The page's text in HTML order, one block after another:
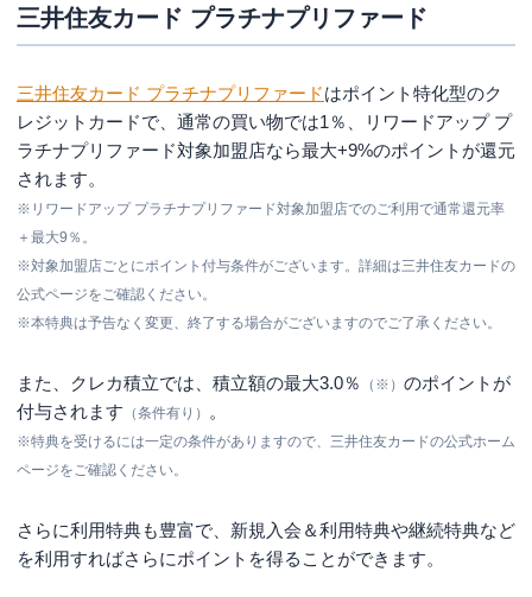
三井住友カード プラチナプリファード
三井住友カード プラチナプリファードはポイント特化型のク
レジットカードで、通常の買い物では1％、
リワードアップ プ
ラチナプリファード対象加盟店なら最大+9%のポイントが還元
されます。
※ リワードアップ プラチナプリファード対象加盟店でのご利用で通常還元率
＋最大9％。
※対象加盟店ごとにポイント付与条件がございます。詳細は三井住友カードの
公式ページをご確認ください。
※本特典は予告なく変更、終了する場合がございますのでご了承ください。
また、クレカ積立では、積立額の最大3.0％ （※） のポイントが
付与されます （条件有り） 。
※特典を受けるには一定の条件がありますので、三井住友カードの公式ホーム
ページをご確認ください。
さらに利用特典も豊富で、新規入会＆利用特典や継続特典など
を利用すればさらにポイントを得ることができます。